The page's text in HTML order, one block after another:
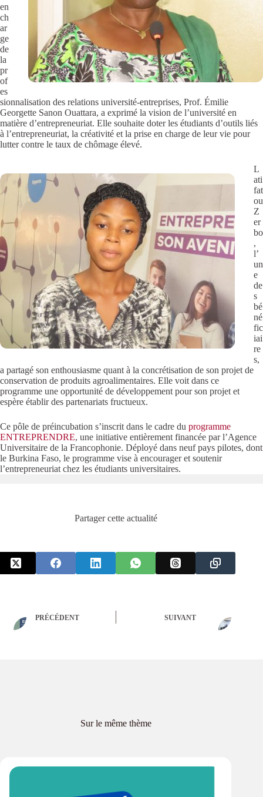
en
ch
ar
ge
de
la
pr
of
es
sionnalisation des relations université-entreprises, Prof. Émilie
Georgette Sanon Ouattara, a exprimé la vision de l’université en
matière d’entrepreneuriat. Elle souhaite doter les étudiants d’outils liés
à l’entrepreneuriat, la créativité et la prise en charge de leur vie pour
lutter contre le taux de chômage élevé.
L
ati
fat
ou
Z
er
bo
,
l’
un
e
de
s
bé
né
fic
iai
re
s,
a partagé son enthousiasme quant à la concrétisation de son projet de
conservation de produits agroalimentaires. Elle voit dans ce
programme une opportunité de développement pour son projet et
espère établir des partenariats fructueux.
Ce pôle de préincubation s’inscrit dans le cadre du programme
ENTREPRENDRE, une initiative entièrement financée par l’Agence
Universitaire de la Francophonie. Déployé dans neuf pays pilotes, dont
le Burkina Faso, le programme vise à encourager et soutenir
l’entrepreneuriat chez les étudiants universitaires.
Partager cette actualité
PRÉCÉDENT SUIVANT
Sur le même thème